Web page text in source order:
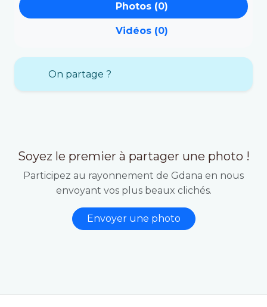
Photos (0)
Vidéos (0)
On partage ?
Soyez le premier à partager une photo !
Participez au rayonnement de Gdana en nous
envoyant vos plus beaux clichés.
Envoyer une photo